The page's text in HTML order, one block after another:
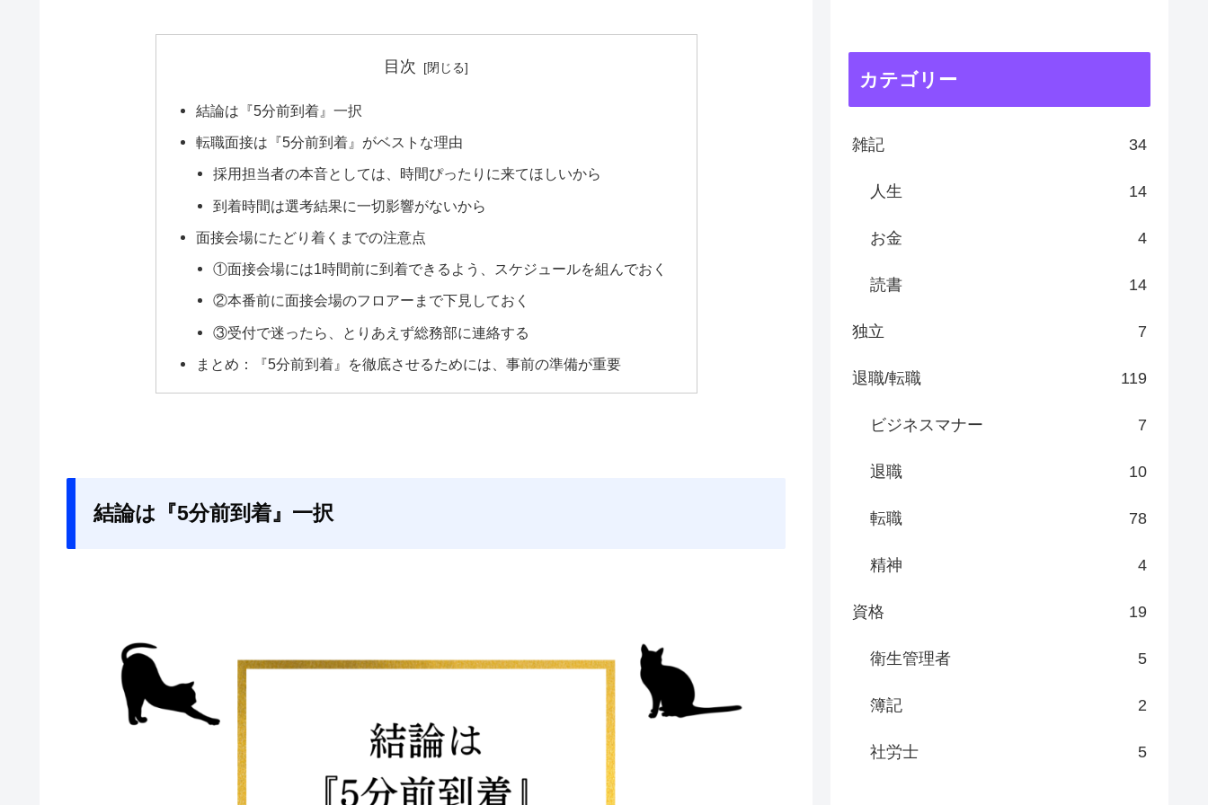
目次
結論は『5分前到着』一択
転職面接は『5分前到着』がベストな理由
採用担当者の本音としては、時間ぴったりに来てほしいから
到着時間は選考結果に一切影響がないから
面接会場にたどり着くまでの注意点
①面接会場には1時間前に到着できるよう、スケジュールを組んでおく
②本番前に面接会場のフロアーまで下見しておく
③受付で迷ったら、とりあえず総務部に連絡する
まとめ：『5分前到着』を徹底させるためには、事前の準備が重要
結論は『5分前到着』一択
カテゴリー
雑記 34
人生 14
お金 4
読書 14
独立 7
退職/転職 119
ビジネスマナー 7
退職 10
転職 78
精神 4
資格 19
衛生管理者 5
簿記 2
社労士 5